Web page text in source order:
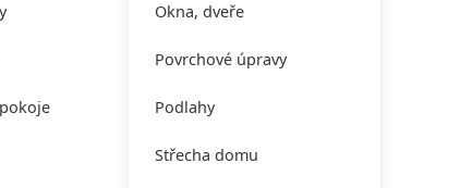
Okna, dveře
Povrchové úpravy
Podlahy
Střecha domu